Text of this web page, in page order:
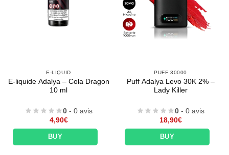
E-LIQUID
E-liquide Adalya – Cola Dragon
10 ml
0 - 0 avis
4,90€
BUY
PUFF 30000
Puff Adalya Levo 30K 2% –
Lady Killer
0 - 0 avis
18,90€
BUY